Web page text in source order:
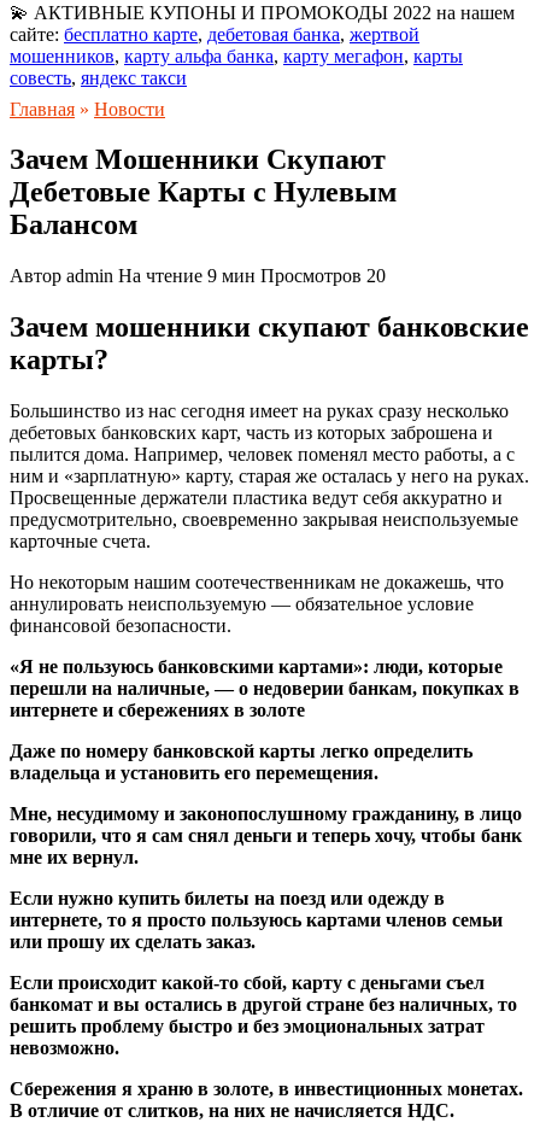
💫 АКТИВНЫЕ КУПОНЫ И ПРОМОКОДЫ 2022 на нашем
сайте: бесплатно карте, дебетовая банка, жертвой
мошенников, карту альфа банка, карту мегафон, карты
совесть, яндекс такси
Главная » Новости
Зачем Мошенники Скупают
Дебетовые Карты с Нулевым
Балансом
Автор admin На чтение 9 мин Просмотров 20
Зачем мошенники скупают банковские
карты?
Большинство из нас сегодня имеет на руках сразу несколько
дебетовых банковских карт, часть из которых заброшена и
пылится дома. Например, человек поменял место работы, а с
ним и «зарплатную» карту, старая же осталась у него на руках.
Просвещенные держатели пластика ведут себя аккуратно и
предусмотрительно, своевременно закрывая неиспользуемые
карточные счета.
Но некоторым нашим соотечественникам не докажешь, что
аннулировать неиспользуемую — обязательное условие
финансовой безопасности.
«Я не пользуюсь банковскими картами»: люди, которые
перешли на наличные, — о недоверии банкам, покупках в
интернете и сбережениях в золоте
Даже по номеру банковской карты легко определить
владельца и установить его перемещения.
Мне, несудимому и законопослушному гражданину, в лицо
говорили, что я сам снял деньги и теперь хочу, чтобы банк
мне их вернул.
Если нужно купить билеты на поезд или одежду в
интернете, то я просто пользуюсь картами членов семьи
или прошу их сделать заказ.
Если происходит какой-то сбой, карту с деньгами съел
банкомат и вы остались в другой стране без наличных, то
решить проблему быстро и без эмоциональных затрат
невозможно.
Сбережения я храню в золоте, в инвестиционных монетах.
В отличие от слитков, на них не начисляется НДС.